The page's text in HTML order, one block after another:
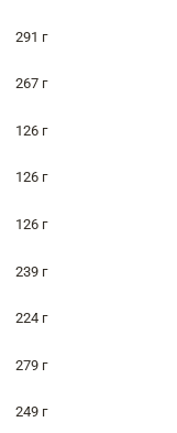
291 г
267 г
126 г
126 г
126 г
239 г
224 г
279 г
249 г